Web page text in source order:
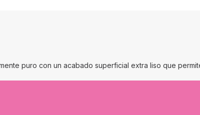
puro con un acabado superficial extra liso que